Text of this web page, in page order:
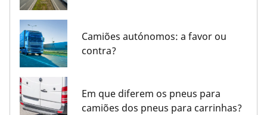
Camiões autónomos: a favor ou
contra?
Em que diferem os pneus para
camiões dos pneus para carrinhas?